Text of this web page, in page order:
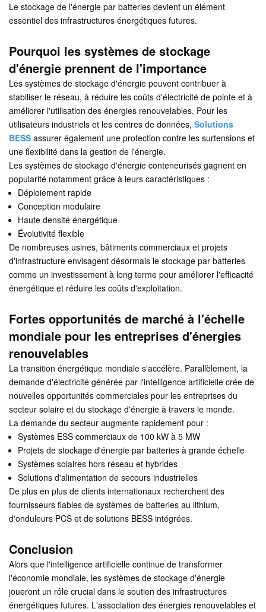
Le stockage de l'énergie par batteries devient un élément
essentiel des infrastructures énergétiques futures.
Pourquoi les systèmes de stockage
d'énergie prennent de l'importance
Les systèmes de stockage d'énergie peuvent contribuer à
stabiliser le réseau, à réduire les coûts d'électricité de pointe et à
améliorer l'utilisation des énergies renouvelables. Pour les
utilisateurs industriels et les centres de données, Solutions
BESS assurer également une protection contre les surtensions et
une flexibilité dans la gestion de l'énergie.
Les systèmes de stockage d'énergie conteneurisés gagnent en
popularité notamment grâce à leurs caractéristiques :
Déploiement rapide
Conception modulaire
Haute densité énergétique
Évolutivité flexible
De nombreuses usines, bâtiments commerciaux et projets
d'infrastructure envisagent désormais le stockage par batteries
comme un investissement à long terme pour améliorer l'efficacité
énergétique et réduire les coûts d'exploitation.
Fortes opportunités de marché à l'échelle
mondiale pour les entreprises d'énergies
renouvelables
La transition énergétique mondiale s'accélère. Parallèlement, la
demande d'électricité générée par l'intelligence artificielle crée de
nouvelles opportunités commerciales pour les entreprises du
secteur solaire et du stockage d'énergie à travers le monde.
La demande du secteur augmente rapidement pour :
Systèmes ESS commerciaux de 100 kW à 5 MW
Projets de stockage d'énergie par batteries à grande échelle
Systèmes solaires hors réseau et hybrides
Solutions d'alimentation de secours industrielles
De plus en plus de clients internationaux recherchent des
fournisseurs fiables de systèmes de batteries au lithium,
d'onduleurs PCS et de solutions BESS intégrées.
Conclusion
Alors que l'intelligence artificielle continue de transformer
l'économie mondiale, les systèmes de stockage d'énergie
joueront un rôle crucial dans le soutien des infrastructures
énergétiques futures. L'association des énergies renouvelables et